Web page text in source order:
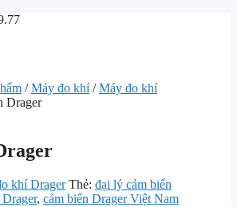
/Máy đo khí/Máy đo khí
Drager
khí Drager Thẻ: đại lý cảm biến
, cảm biến Drager Việt Nam